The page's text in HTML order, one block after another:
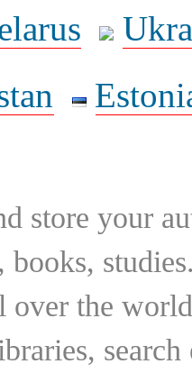
store your
books,
over the